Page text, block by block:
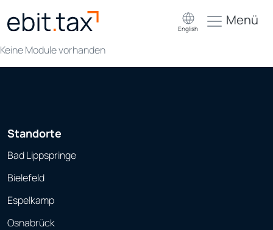
English
Menü
Keine Module vorhanden
Standorte
Bad Lippspringe
Bielefeld
Espelkamp
Osnabrück